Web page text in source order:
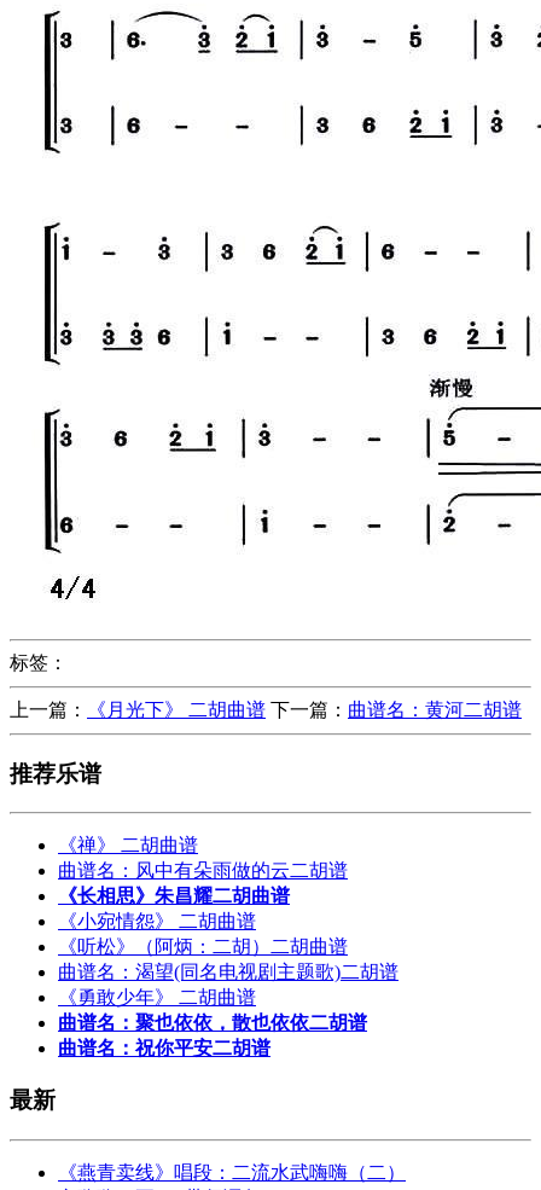
标签：
上一篇： 《月光下》 二胡曲谱 下一篇： 曲谱名：黄河二胡谱
推荐乐谱
《禅》 二胡曲谱
曲谱名：风中有朵雨做的云二胡谱
《长相思》朱昌耀二胡曲谱
《小宛情怨》 二胡曲谱
《听松》（阿炳：二胡）二胡曲谱
曲谱名：渴望(同名电视剧主题歌)二胡谱
《勇敢少年》 二胡曲谱
曲谱名：聚也依依，散也依依二胡谱
曲谱名：祝你平安二胡谱
最新
《燕青卖线》唱段：二流水武嗨嗨（二）